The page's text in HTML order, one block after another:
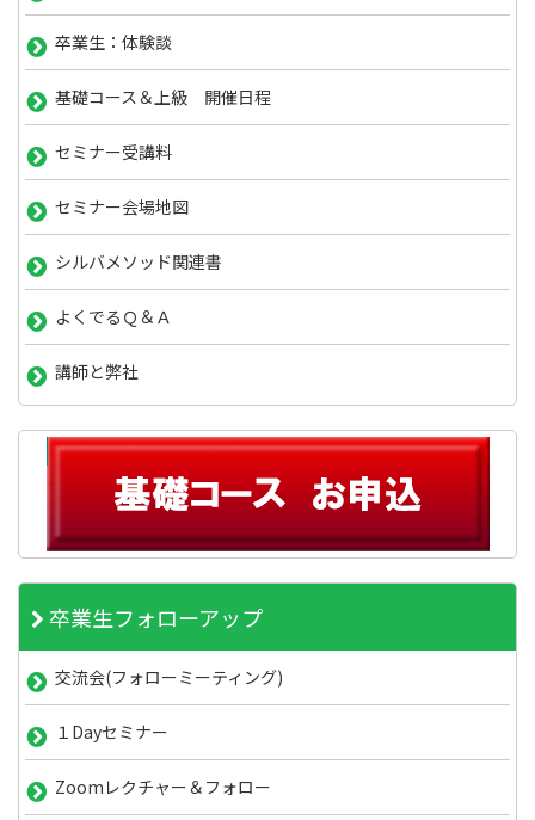
卒業生：体験談
基礎コース＆上級 開催日程
セミナー受講料
セミナー会場地図
シルバメソッド関連書
よくでるＱ＆Ａ
講師と弊社
卒業生フォローアップ
交流会(フォローミーティング)
１Dayセミナー
Zoomレクチャー＆フォロー